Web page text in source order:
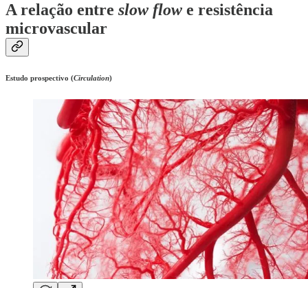
A relação entre slow flow e resistência
microvascular
Estudo prospectivo (Circulation)